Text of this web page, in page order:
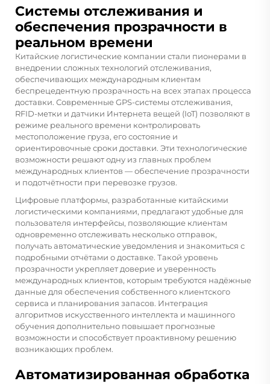
Системы отслеживания и
обеспечения прозрачности в
реальном времени
Китайские логистические компании стали пионерами в
внедрении сложных технологий отслеживания,
обеспечивающих международным клиентам
беспрецедентную прозрачность на всех этапах процесса
доставки. Современные GPS-системы отслеживания,
RFID-метки и датчики Интернета вещей (IoT) позволяют в
режиме реального времени контролировать
местоположение груза, его состояние и
ориентировочные сроки доставки. Эти технологические
возможности решают одну из главных проблем
международных клиентов — обеспечение прозрачности
и подотчётности при перевозке грузов.
Цифровые платформы, разработанные китайскими
логистическими компаниями, предлагают удобные для
пользователя интерфейсы, позволяющие клиентам
одновременно отслеживать несколько отправок,
получать автоматические уведомления и знакомиться с
подробными отчётами о доставке. Такой уровень
прозрачности укрепляет доверие и уверенность
международных клиентов, которым требуются надёжные
данные для обеспечения собственного клиентского
сервиса и планирования запасов. Интеграция
алгоритмов искусственного интеллекта и машинного
обучения дополнительно повышает прогнозные
возможности и способствует проактивному решению
возникающих проблем.
Автоматизированная обработка